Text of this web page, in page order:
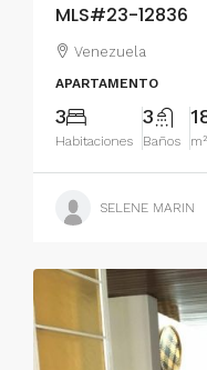
MLS#23-12836
Venezuela
APARTAMENTO
3
Habitaciones
3
Baños m²
SELENE MARIN